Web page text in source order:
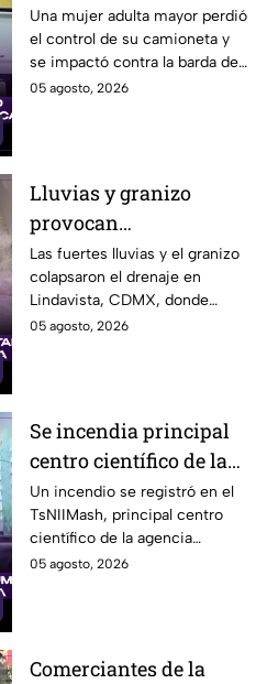
barda tras perder el
control de su
camioneta en Mexicali
Una mujer adulta mayor perdió
el control de su camioneta y
se impactó contra la barda de
un predio en el cruce de las
05 agosto, 2026
Lluvias y granizo
provocan
inundaciones en
Lindavista; agua brota
de los escusados
Las fuertes lluvias y el granizo
colapsaron el drenaje en
Lindavista, CDMX, donde
vecinos reportaron
05 agosto, 2026
Se incendia principal
centro científico de la
agencia espacial rusa
Roscosmos
Un incendio se registró en el
TsNIIMash, principal centro
científico de la agencia
espacial rusa Roscosmos. El
05 agosto, 2026
Comerciantes de la